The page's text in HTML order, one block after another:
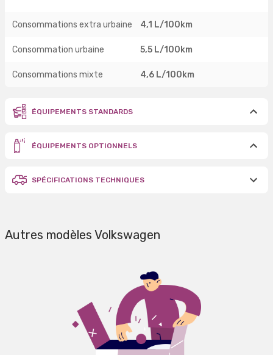
Consommations extra urbaine 4,1 L/100km
Consommation urbaine 5,5 L/100km
Consommations mixte 4,6 L/100km
ÉQUIPEMENTS STANDARDS
ÉQUIPEMENTS OPTIONNELS
SPÉCIFICATIONS TECHNIQUES
Autres modèles Volkswagen